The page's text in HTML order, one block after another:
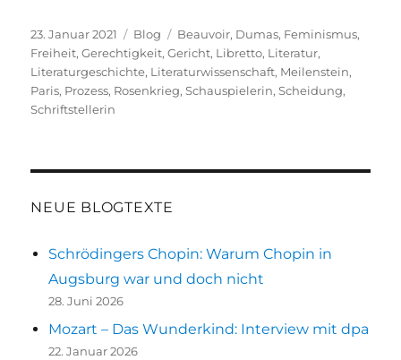
Veröffentlicht
am
23. Januar 2021 Kategorien
Blog Schlagwörter
Beauvoir, Dumas, Feminismus,
Freiheit,Gerechtigkeit,Gericht, Libretto, Literatur,
Literaturgeschichte, Literaturwissenschaft, Meilenstein,
Paris, Prozess, Rosenkrieg,Schauspielerin,Scheidung,
Schriftstellerin
NEUE BLOGTEXTE
Schrödingers Chopin: Warum Chopin in
Augsburg war und doch nicht
28. Juni 2026
Mozart – Das Wunderkind: Interview mit dpa
22. Januar 2026